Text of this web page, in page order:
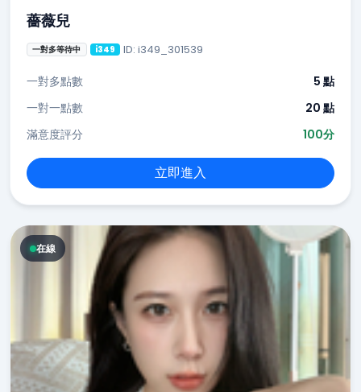
薔薇兒
一對多等待中 i349 ID: i349_301539
一對多點數
5 點
一對一點數
20 點
滿意度評分
100分
立即進入
在線